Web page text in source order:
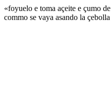
«foyuelo e toma açeite e çumo
commo se vaya asando la